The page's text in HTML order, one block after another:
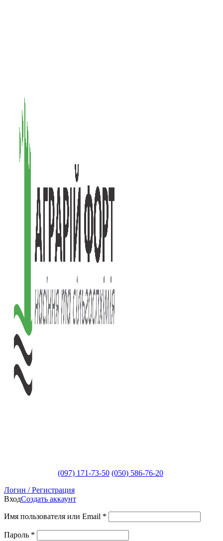
(097) 171-73-50 (050) 586-76-20
Логин / Регистрация
ВходСоздать аккаунт
Имя пользователя или Email *
Пароль *